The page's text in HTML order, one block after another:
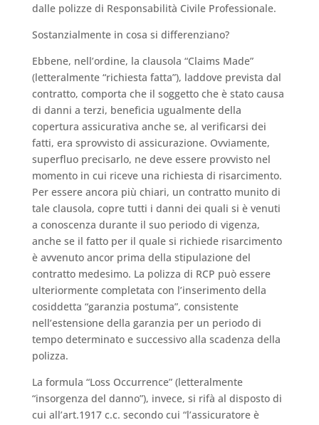
dalle polizze di Responsabilità Civile Professionale.
Sostanzialmente in cosa si differenziano?
Ebbene, nell’ordine, la clausola “Claims Made”
(letteralmente “richiesta fatta”), laddove prevista dal
contratto, comporta che il soggetto che è stato causa
di danni a terzi, beneficia ugualmente della
copertura assicurativa anche se, al verificarsi dei
fatti, era sprovvisto di assicurazione. Ovviamente,
superfluo precisarlo, ne deve essere provvisto nel
momento in cui riceve una richiesta di risarcimento.
Per essere ancora più chiari, un contratto munito di
tale clausola, copre tutti i danni dei quali si è venuti
a conoscenza durante il suo periodo di vigenza,
anche se il fatto per il quale si richiede risarcimento
è avvenuto ancor prima della stipulazione del
contratto medesimo. La polizza di RCP può essere
ulteriormente completata con l’inserimento della
cosiddetta “garanzia postuma”, consistente
nell’estensione della garanzia per un periodo di
tempo determinato e successivo alla scadenza della
polizza.
La formula “Loss Occurrence” (letteralmente
“insorgenza del danno”), invece, si rifà al disposto di
cui all’art.1917 c.c. secondo cui “l’assicuratore è